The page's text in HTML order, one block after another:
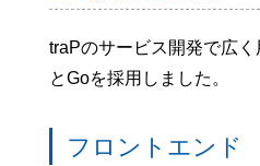
traPのサービス開発で広
とGoを採用しました。
フロントエンド